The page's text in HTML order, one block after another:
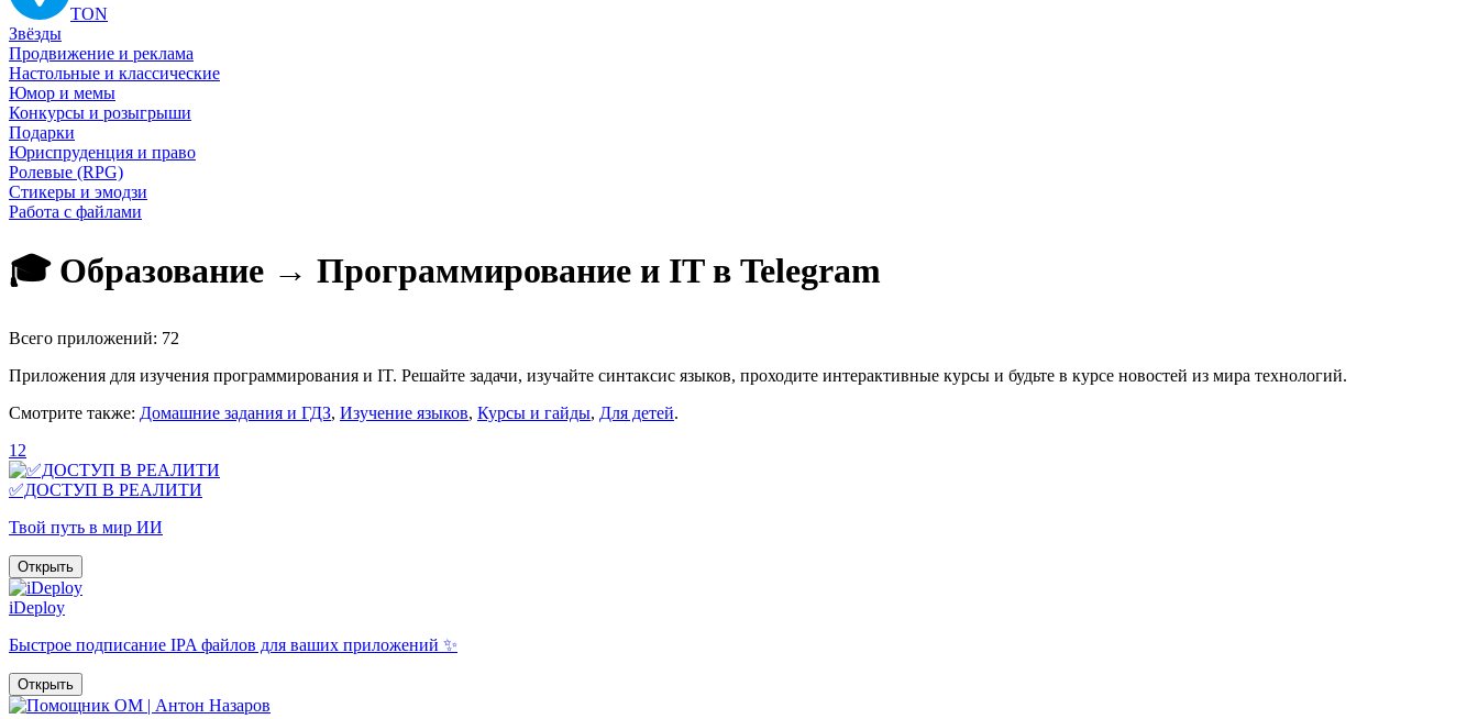
TON
Звёзды
Продвижение и реклама
Настольные и классические
Юмор и мемы
Конкурсы и розыгрыши
Подарки
Юриспруденция и право
Ролевые (RPG)
Стикеры и эмодзи
Работа с файлами
🎓 Образование → Программирование и IT в Telegram
Всего приложений: 72
Приложения для изучения программирования и IT. Решайте задачи, изучайте синтаксис языков, проходите интерактивные курсы и будьте в курсе новостей из мира технологий.
Смотрите также: Домашние задания и ГДЗ, Изучение языков, Курсы и гайды, Для детей.
1 2
✅ДОСТУП В РЕАЛИТИ
Твой путь в мир ИИ
Открыть
iDeploy
Быстрое подписание IPA файлов для ваших приложений ✨
Открыть